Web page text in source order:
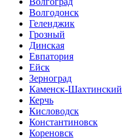
Волгодонск
Геленджик
Грозный
Динская
Евпатория
Ейск
Зерноград
Каменск-Шахтинский
Керчь
Кисловодск
Константиновск
Кореновск